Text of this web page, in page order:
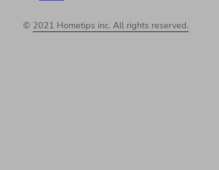
© 2021 Hometips inc. All rights reserved.